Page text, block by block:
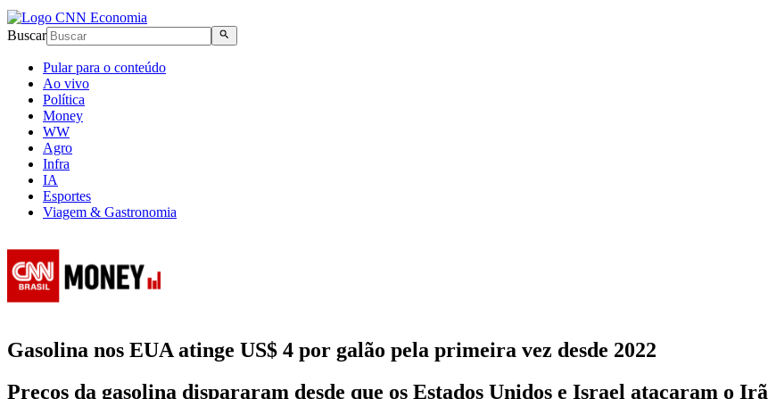
Buscar
Pular para o conteúdo
Ao vivo
Política
Money
WW
Agro
Infra
IA
Esportes
Viagem & Gastronomia
Gasolina nos EUA atinge US$ 4 por galão pela primeira vez desde 2022
Preços da gasolina dispararam desde que os Estados Unidos e Israel atacaram o Irã